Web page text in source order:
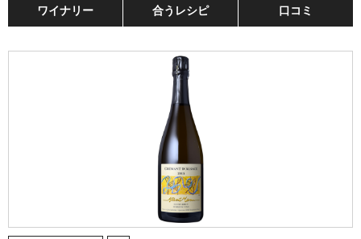
ワイナリー 合うレシピ 口コミ